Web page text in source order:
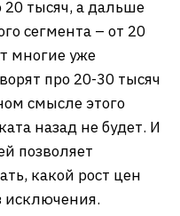
что у нас
сегмента.